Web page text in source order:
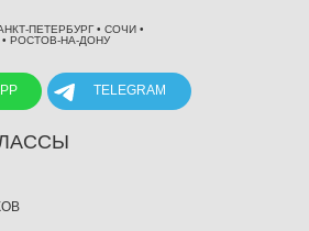
TELEGRAM
ПЕТЕРБУРГ • СОЧИ •
РОСТОВ-НА-ДОНУ